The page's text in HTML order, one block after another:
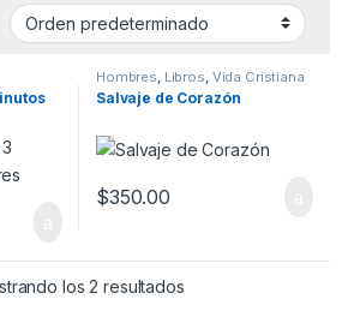
Hombres Libros Vida Cristiana
Salvaje de Corazón
$350.00
los 2 resultados